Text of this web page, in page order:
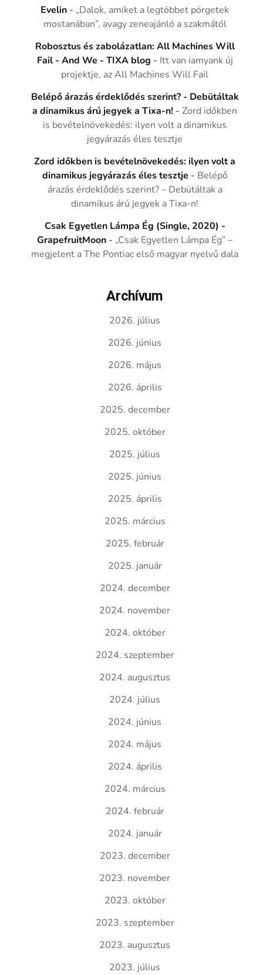
Evelin - „Dalok, amiket a legtöbbet pörgetek
mostanában”, avagy zeneajánló a szakmától
Robosztus és zabolázatlan: All Machines Will
Fail - And We - TIXA blog - Itt van iamyank új
projektje, az All Machines Will Fail
Belépő árazás érdeklődés szerint? - Debütáltak
a dinamikus árú jegyek a Tixa-n! -Zord időkben
is bevételnövekedés: ilyen volt a dinamikus
jegyárazás éles tesztje
Zord időkben is bevételnövekedés: ilyen volt a
dinamikus jegyárazás éles tesztje - Belépő
árazás érdeklődés szerint? – Debütáltak a
dinamikus árú jegyek a Tixa-n!
Csak Egyetlen Lámpa Ég (Single, 2020) -
GrapefruitMoon - „Csak Egyetlen Lámpa Ég” –
megjelent a The Pontiac első magyar nyelvű dala
Archívum
2026. július
2026. június
2026. május
2026. április
2025. december
2025. október
2025. július
2025. június
2025. április
2025. március
2025. február
2025. január
2024. december
2024. november
2024. október
2024. szeptember
2024. augusztus
2024. július
2024. június
2024. május
2024. április
2024. március
2024. február
2024. január
2023. december
2023. november
2023. október
2023. szeptember
2023. augusztus
2023. július